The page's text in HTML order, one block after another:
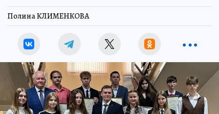
Полина КЛИМЕНКОВА